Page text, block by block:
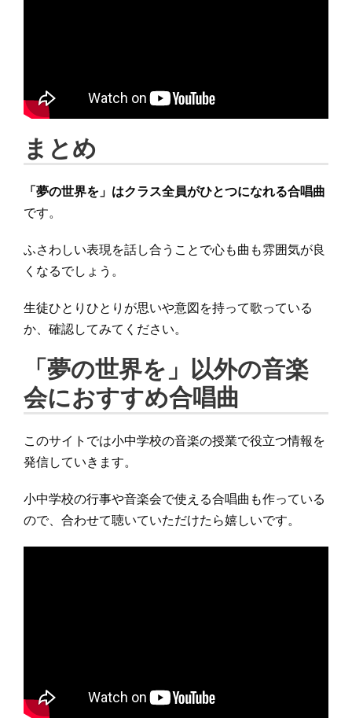
まとめ
「夢の世界を」はクラス全員がひとつになれる合唱曲
です。
ふさわしい表現を話し合うことで心も曲も雰囲気が良
くなるでしょう。
生徒ひとりひとりが思いや意図を持って歌っている
か、確認してみてください。
「夢の世界を」以外の音楽
会におすすめ合唱曲
このサイトでは小中学校の音楽の授業で役立つ情報を
発信していきます。
小中学校の行事や音楽会で使える合唱曲も作っている
ので、合わせて聴いていただけたら嬉しいです。